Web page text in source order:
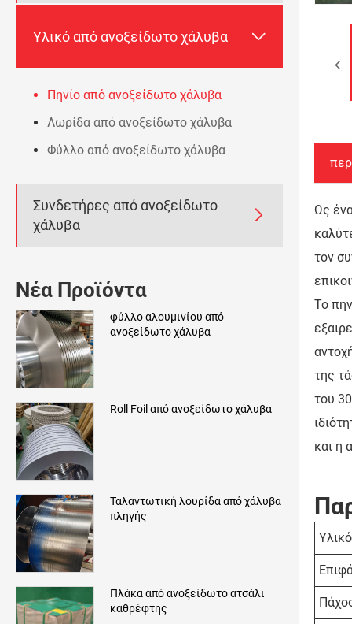
Υλικό από ανοξείδωτο χάλυβα 
Πηνίο από ανοξείδωτο χάλυβα
Λωρίδα από ανοξείδωτο χάλυβα
Φύλλο από ανοξείδωτο χάλυβα
Συνδετήρες από ανοξείδωτο
χάλυβα

Νέα Προϊόντα
φύλλο αλουμινίου από
ανοξείδωτο χάλυβα
Roll Foil από ανοξείδωτο χάλυβα
Ταλαντωτική λουρίδα από χάλυβα
πληγής
Πλάκα από ανοξείδωτο ατσάλι
καθρέφτης
Ως
τον
Το
της
του
και η
Υλικό